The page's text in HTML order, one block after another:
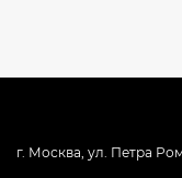
г. Москва, ул. Петра